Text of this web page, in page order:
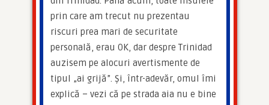
prin care am trecut nu prezentau
riscuri prea mari de securitate
personală, erau OK, dar despre Trinidad
auzisem pe alocuri avertismente de
tipul „ai grijă”. Și, într-adevăr, omul îmi
explică – vezi că pe strada aia nu e bine